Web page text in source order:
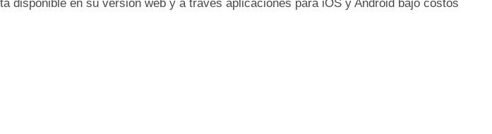
disponible en su versión web y a través aplicaciones para iOS y Android bajo costos